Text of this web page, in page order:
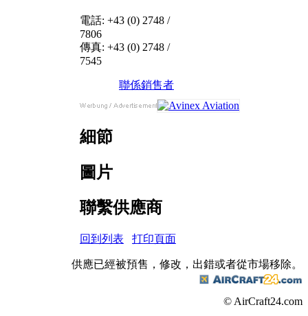
電話: +43 (0) 2748 /
7806
傳真: +43 (0) 2748 /
7545
聯係銷售者
細節
圖片
聯繫供應商
回到列表 打印頁面
供應已經被預售，修改，出錯或者從市場移除。
© AirCraft24.com